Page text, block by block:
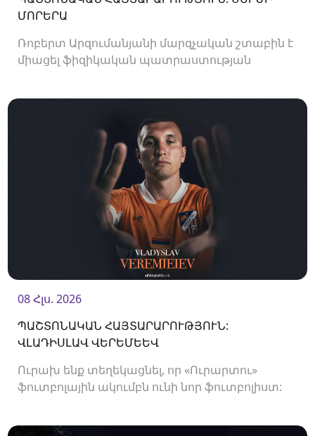
ՄՈՐԵՐԱ
Ռոբերտ Արզումանյանի մարզչական շտաբին է
միացել ֆիզիկական պատրաստության
08 Հլս. 2026
ՊԱՇՏՈՆԱԿԱՆ ՀԱՅՏԱՐԱՐՈՒԹՅՈՒՆ:
ՎԼԱԴԻՍԼԱՎ ՎԵՐԵՄԵԵՎ
Ուրախ ենք տեղեկացնել, որ «Ուրարտու»
ֆուտբոլային ակումբն ունի նոր ֆուտբոլիստ: